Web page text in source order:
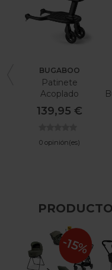
BUGABOO
Patinete
Acoplado
Bugaboo
139,95 €
0 opinión(es)
-15%